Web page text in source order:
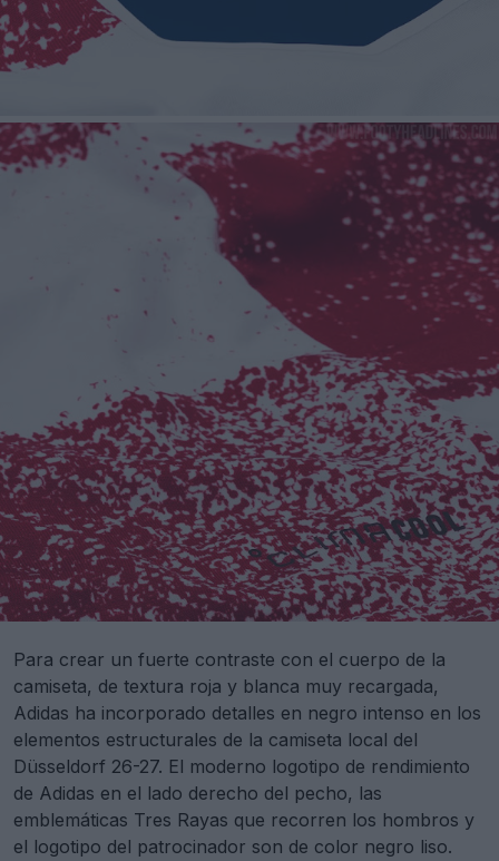
Para crear un fuerte contraste con el cuerpo de la
camiseta, de textura roja y blanca muy recargada,
Adidas ha incorporado detalles en negro intenso en los
elementos estructurales de la camiseta local del
Düsseldorf 26-27. El moderno logotipo de rendimiento
de Adidas en el lado derecho del pecho, las
emblemáticas Tres Rayas que recorren los hombros y
el logotipo del patrocinador son de color negro liso.